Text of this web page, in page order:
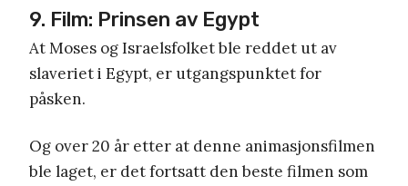
9. Film: Prinsen av Egypt
At Moses og Israelsfolket ble reddet ut av
slaveriet i Egypt, er utgangspunktet for
påsken.
Og over 20 år etter at denne animasjonsfilmen
ble laget, er det fortsatt den beste filmen som